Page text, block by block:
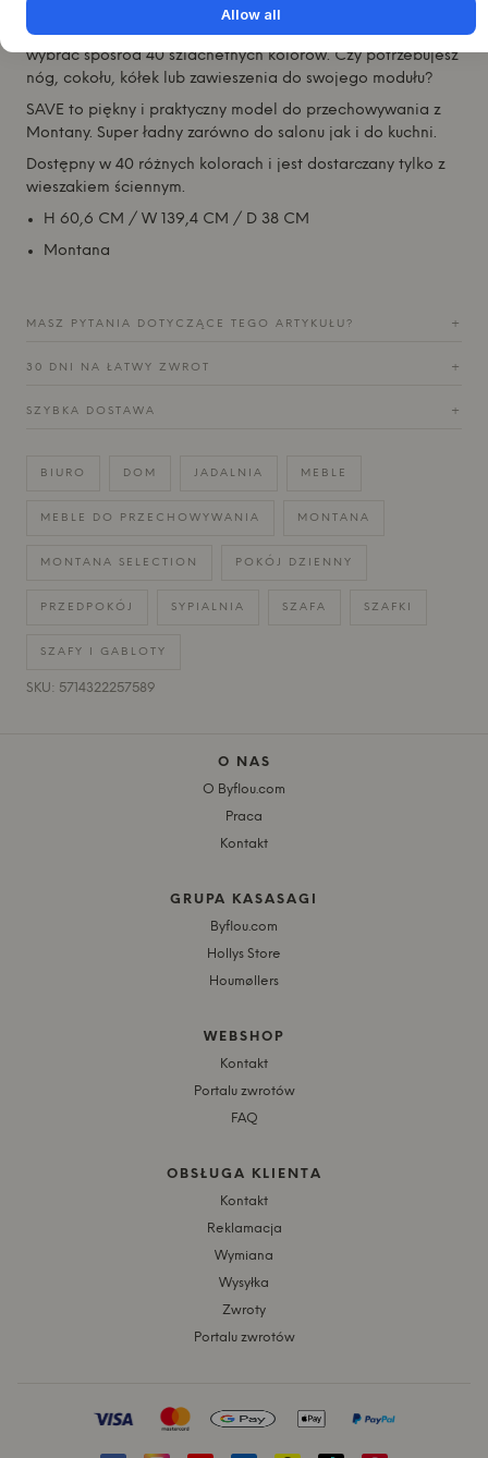
kreatywnych mebli. Wszystko, co musisz zrobić, to wybrać
dokładnie taką kombinację, jakiej potrzebujesz, a także
wybrać spośród 40 szlachetnych kolorów. Czy potrzebujesz
nóg, cokołu, kółek lub zawieszenia do swojego modułu?
SAVE to piękny i praktyczny model do przechowywania z
Montany. Super ładny zarówno do salonu jak i do kuchni.
Dostępny w 40 różnych kolorach i jest dostarczany tylko z
wieszakiem ściennym.
H 60,6 CM / W 139,4 CM / D 38 CM
Montana
MASZ PYTANIA DOTYCZĄCE TEGO ARTYKUŁU? +
30 DNI NA ŁATWY ZWROT +
SZYBKA DOSTAWA +
BIURO DOM JADALNIA MEBLE
MEBLE DO PRZECHOWYWANIA MONTANA
MONTANA SELECTION POKÓJ DZIENNY
PRZEDPOKÓJ SYPIALNIA SZAFA SZAFKI
SZAFY I GABLOTY
SKU: 5714322257589
O NAS
O Byflou.com
Praca
Kontakt
GRUPA KASASAGI
Byflou.com
Hollys Store
Houmøllers
WEBSHOP
Kontakt
Portalu zwrotów
FAQ
OBSŁUGA KLIENTA
Kontakt
Reklamacja
Wymiana
Wysyłka
Zwroty
Portalu zwrotów
Allow all